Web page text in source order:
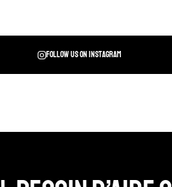
Follow us on instagram